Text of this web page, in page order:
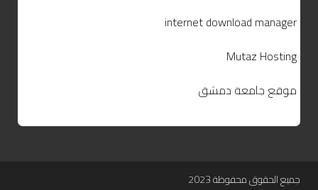
internet download manager
Mutaz Hosting
موقع جامعة دمشق
جميع الحقوق محفوظة 2023